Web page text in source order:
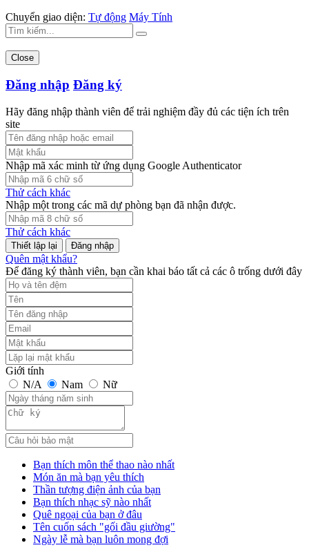
Chuyển giao diện: Tự động Máy Tính
Close
Đăng nhập Đăng ký
Hãy đăng nhập thành viên để trải nghiệm đầy đủ các tiện ích trên
site
Nhập mã xác minh từ ứng dụng Google Authenticator
Thử cách khác
Nhập một trong các mã dự phòng bạn đã nhận được.
Thử cách khác
Đăng nhập
Quên mật khẩu?
Để đăng ký thành viên, bạn cần khai báo tất cả các ô trống dưới đây
Giới tính
N/A
Nam Nữ
Bạn thích môn thể thao nào nhất
Món ăn mà bạn yêu thích
Thần tượng điện ảnh của bạn
Bạn thích nhạc sỹ nào nhất
Quê ngoại của bạn ở đâu
Tên cuốn sách "gối đầu giường"
Ngày lễ mà bạn luôn mong đợi